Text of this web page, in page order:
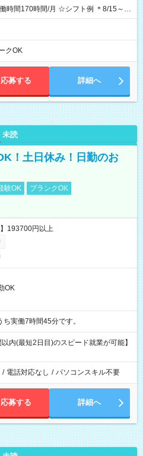
/月 ☆シフト例 ＊8/15～
12：00 17：00～21：00 ＊8/31
ります！ 12：00～16：00 ＊9/6～
クOK
応募する 詳細へ
未読
！土日休み！日勤のお
験OK
ブランクOK
193700円以上
OK
記のうち実働7時間45分です。
内(最短2日目)のスピード就業が可能】
/ 電話対応なし / パソコンスキル不要
応募する 詳細へ